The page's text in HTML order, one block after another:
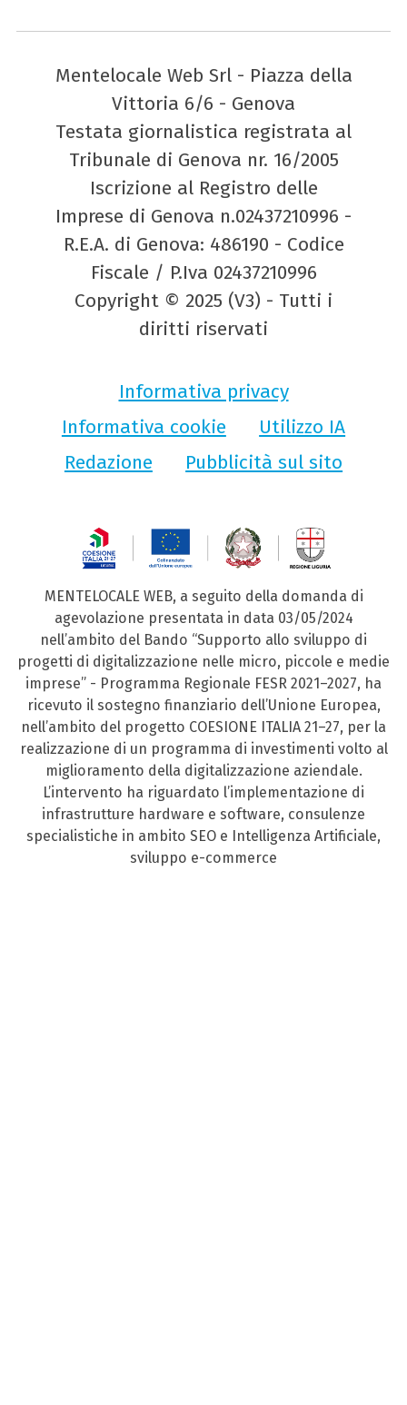
Mentelocale Web Srl - Piazza della
Vittoria 6/6 - Genova
Testata giornalistica registrata al
Tribunale di Genova nr. 16/2005
Iscrizione al Registro delle
Imprese di Genova n.02437210996 -
R.E.A. di Genova: 486190 - Codice
Fiscale / P.Iva 02437210996
Copyright © 2025 (V3) - Tutti i
diritti riservati
Informativa privacy
Informativa cookie
Utilizzo IA
Redazione
Pubblicità sul sito
MENTELOCALE WEB, a seguito della domanda di
agevolazione presentata in data 03/05/2024
nell’ambito del Bando “Supporto allo sviluppo di
progetti di digitalizzazione nelle micro, piccole e medie
imprese” - Programma Regionale FESR 2021–2027, ha
ricevuto il sostegno finanziario dell’Unione Europea,
nell’ambito del progetto COESIONE ITALIA 21–27, per la
realizzazione di un programma di investimenti volto al
miglioramento della digitalizzazione aziendale.
L’intervento ha riguardato l’implementazione di
infrastrutture hardware e software, consulenze
specialistiche in ambito SEO e Intelligenza Artificiale,
sviluppo e-commerce